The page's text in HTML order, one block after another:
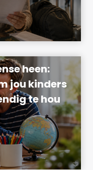
heen:
jou kinders
te hou